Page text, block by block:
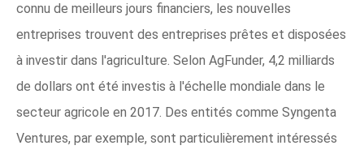
connu de meilleurs jours financiers, les nouvelles
entreprises trouvent des entreprises prêtes et disposées
à investir dans l'agriculture. Selon AgFunder, 4,2 milliards
de dollars ont été investis à l'échelle mondiale dans le
secteur agricole en 2017. Des entités comme Syngenta
Ventures, par exemple, sont particulièrement intéressés